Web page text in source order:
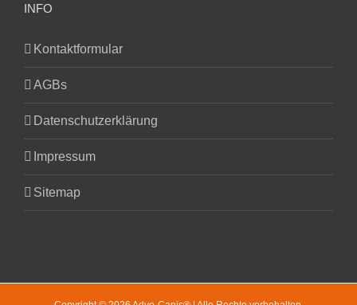
INFO
Kontaktformular
AGBs
Datenschutzerklärung
Impressum
Sitemap